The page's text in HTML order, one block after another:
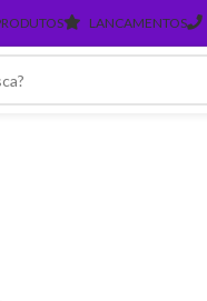
LANCAMENTOS